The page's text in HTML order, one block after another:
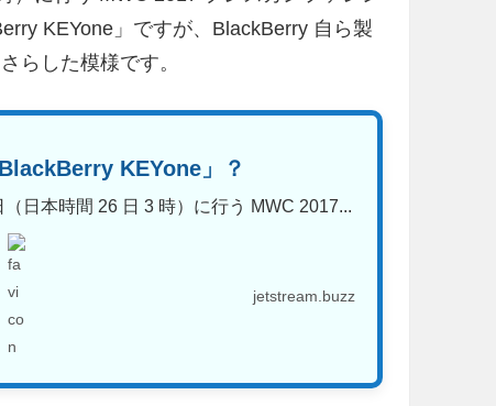
KEYone」ですが、BlackBerry 自ら製
らした模様です。
KEYone」？
日本時間 26 日 3 時）に行う MWC 2017...
jetstream.buzz